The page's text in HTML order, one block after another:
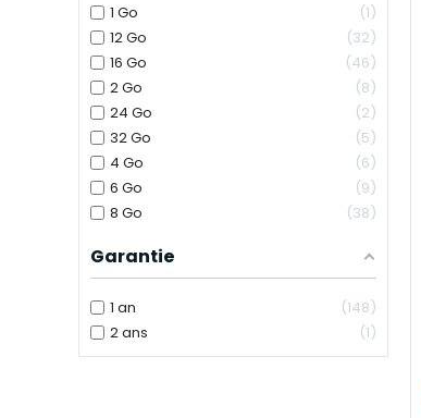
1 Go
1
12 Go
32
16 Go
46
2 Go
8
24 Go
2
32 Go
5
4 Go
6
6 Go
9
8 Go
38
Garantie
1 an
148
2 ans
1